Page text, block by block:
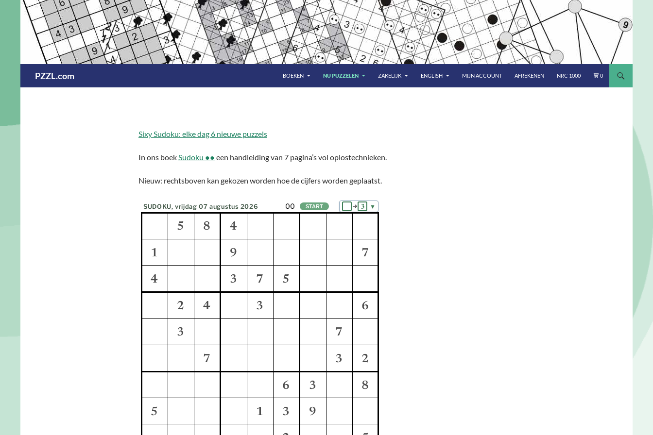
PZZL.com BOEKEN NU PUZZELEN ZAKELIJK ENGLISH MIJN ACCOUNT AFREKENEN NRC 1000 0
SixySudoku: elke dag 6 nieuwe puzzels
In ons boekSudoku ●● een handleiding van 7 pagina’s vol oplostechnieken.
Nieuw: rechtsboven kan gekozen worden hoe de cijfers worden geplaatst.